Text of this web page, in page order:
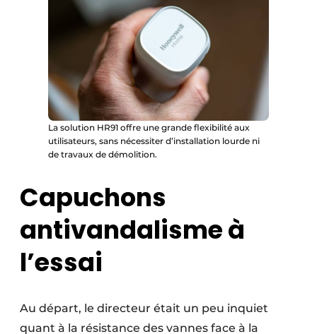
La solution HR91 offre une grande flexibilité aux
utilisateurs, sans nécessiter d’installation lourde ni
de travaux de démolition.
Capuchons
antivandalisme à
l’essai
Au départ, le directeur était un peu inquiet
quant à la résistance des vannes face à la